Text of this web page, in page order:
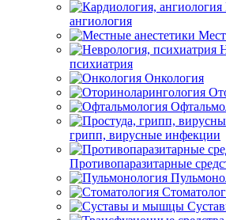
ангиология
психиатрия
Онкология
грипп, вирусные инфекции
Противопаразитарные